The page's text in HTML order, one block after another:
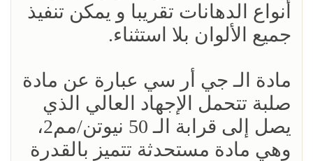
أنواع الدهانات تقريبا و يمكن تنفيذ
جميع الألوان بلا استثناء.
مادة الـ جي أر سي عبارة عن مادة
صلبة تتحمل الإجهاد العالي الذي
يصل إلى قرابة الـ 50 نيوتن/مم2،
وهي مادة مستحدثة تتميز بالقدرة